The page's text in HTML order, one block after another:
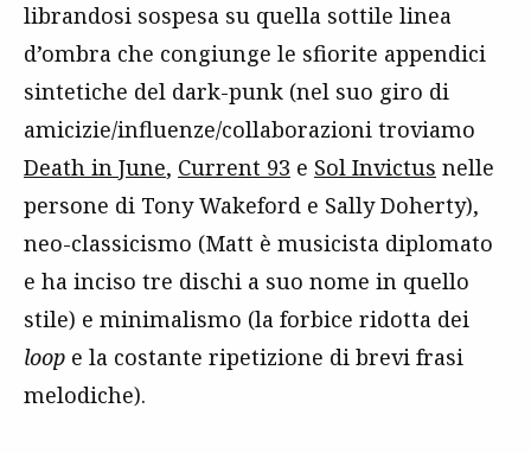
librandosi sospesa su quella sottile linea
d’ombra che congiunge le sfiorite appendici
sintetiche del dark-punk (nel suo giro di
amicizie/influenze/collaborazioni troviamo
Death in June, Current 93 e Sol Invictus nelle
persone di Tony Wakeford e Sally Doherty),
neo-classicismo (Matt è musicista diplomato
e ha inciso tre dischi a suo nome in quello
stile) e minimalismo (la forbice ridotta dei
loop e la costante ripetizione di brevi frasi
melodiche).